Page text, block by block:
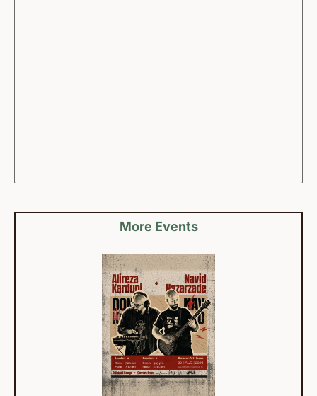
More Events